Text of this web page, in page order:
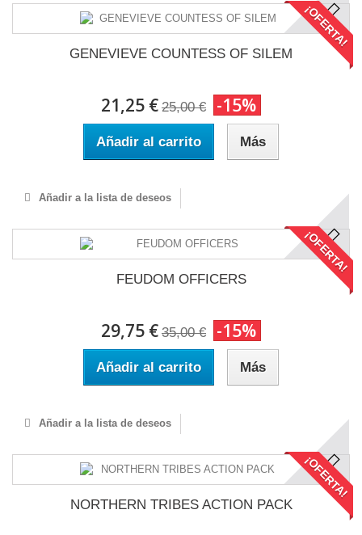
¡OFERTA!
GENEVIEVE COUNTESS OF SILEM
21,25 € 25,00 € -15%
Añadir al carrito Más
Añadir a la lista de deseos
¡OFERTA!
FEUDOM OFFICERS
29,75 € 35,00 € -15%
Añadir al carrito Más
Añadir a la lista de deseos
¡OFERTA!
NORTHERN TRIBES ACTION PACK